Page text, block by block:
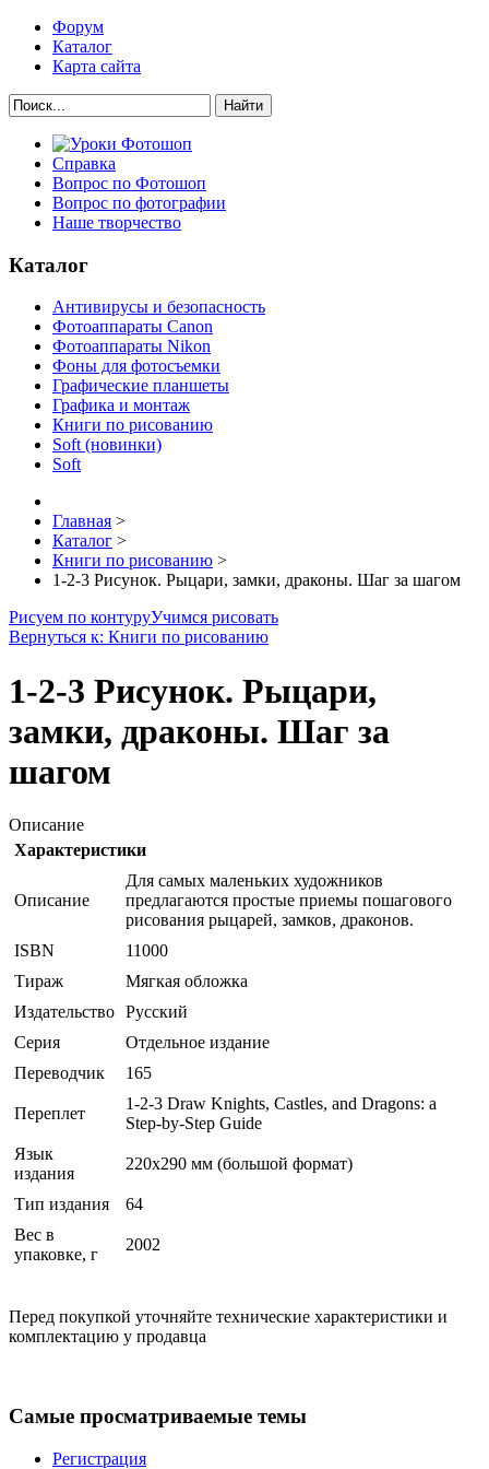
Форум
Каталог
Карта сайта
Найти
Справка
Вопрос по Фотошоп
Вопрос по фотографии
Наше творчество
Каталог
Антивирусы и безопасность
Фотоаппараты Canon
Фотоаппараты Nikon
Фоны для фотосъемки
Графические планшеты
Графика и монтаж
Книги по рисованию
Soft (новинки)
Soft
Главная >
Каталог >
Книги по рисованию >
1-2-3 Рисунок. Рыцари, замки, драконы. Шаг за шагом
Рисуем по контуруУчимся рисовать
Вернуться к: Книги по рисованию
1-2-3 Рисунок. Рыцари,
замки, драконы. Шаг за
шагом
Описание
Характеристики
Описание
Для самых маленьких художников
предлагаются простые приемы пошагового
рисования рыцарей, замков, драконов.
ISBN
11000
Тираж
Мягкая обложка
Издательство Русский
Серия
Отдельное издание
Переводчик
165
Переплет
1-2-3 Draw Knights, Castles, and Dragons: a
Step-by-Step Guide
Язык
издания
220х290 мм (большой формат)
Тип издания
64
Вес в
упаковке, г
2002
Перед покупкой уточняйте технические характеристики и
комплектацию у продавца
Самые просматриваемые темы
Регистрация